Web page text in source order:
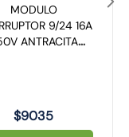
MODULO
9/24 16A
ANTRACITA
$9035